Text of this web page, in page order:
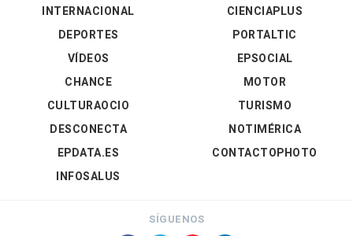
INTERNACIONAL
DEPORTES
VÍDEOS
CIENCIAPLUS
PORTALTIC
EPSOCIAL
CHANCE
CULTURAOCIO
DESCONECTA
EPDATA.ES
INFOSALUS
MOTOR
TURISMO
NOTIMÉRICA
CONTACTOPHOTO
SÍGUENOS